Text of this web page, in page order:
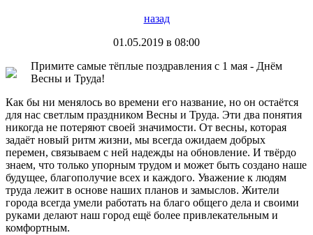
назад
01.05.2019 в 08:00
Примите самые тёплые поздравления с 1 мая - Днём
Весны и Труда!
Как бы ни менялось во времени его название, но он остаётся
для нас светлым праздником Весны и Труда. Эти два понятия
никогда не потеряют своей значимости. От весны, которая
задаёт новый ритм жизни, мы всегда ожидаем добрых
перемен, связываем с ней надежды на обновление. И твёрдо
знаем, что только упорным трудом и может быть создано наше
будущее, благополучие всех и каждого. Уважение к людям
труда лежит в основе наших планов и замыслов. Жители
города всегда умели работать на благо общего дела и своими
руками делают наш город ещё более привлекательным и
комфортным.